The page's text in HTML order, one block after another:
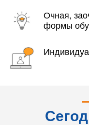
Очная,
формы